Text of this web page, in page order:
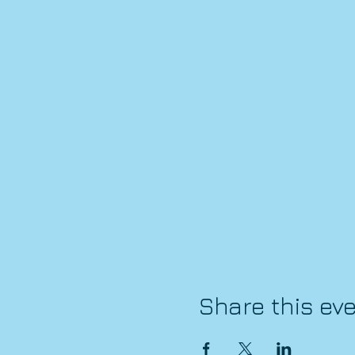
Share this